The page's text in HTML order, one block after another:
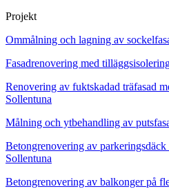
Projekt
Ommålning och lagning av
Fasadrenovering med
Renovering av fuktskadad träfasad
Sollentuna
Målning och ytbehandling av
Betongrenovering av parkeringsdäck
Sollentuna
Betongrenovering av balkonger på